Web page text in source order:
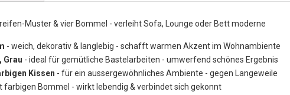
Muster & vier Bommel - verleiht Sofa, Lounge oder Bett moderne
- weich, dekorativ & langlebig - schafft warmen Akzent im Wohnambiente
Grau - ideal für gemütliche Bastelarbeiten - umwerfend schönes Ergebnis
Kissen - für ein aussergewöhnliches Ambiente - gegen Langeweile
farbigen Bommel - wirkt lebendig & verbindet sich gekonnt